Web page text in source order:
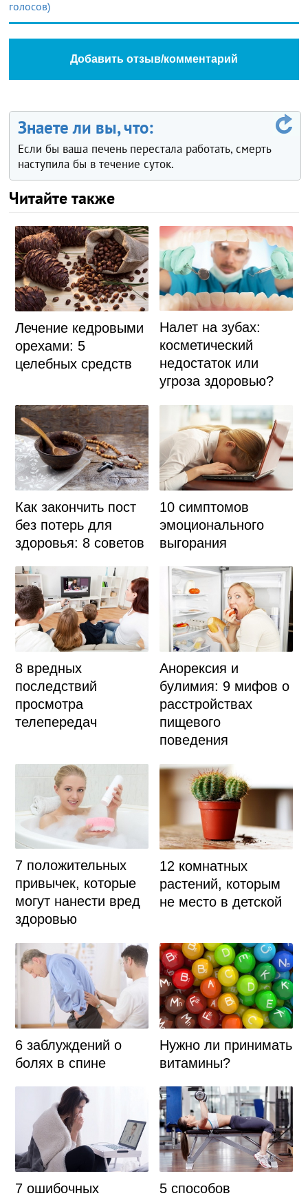
голосов)
Добавить отзыв/комментарий
Знаете ли вы, что:
Если бы ваша печень перестала работать, смерть
наступила бы в течение суток.
Читайте также
Лечение кедровыми
орехами: 5
целебных средств
Налет на зубах:
косметический
недостаток или
угроза здоровью?
Как закончить пост
без потерь для
здоровья: 8 советов
10 симптомов
эмоционального
выгорания
8 вредных
последствий
просмотра
телепередач
Анорексия и
булимия: 9 мифов о
расстройствах
пищевого
поведения
7 положительных
привычек, которые
могут нанести вред
здоровью
12 комнатных
растений, которым
не место в детской
6 заблуждений о
болях в спине
Нужно ли принимать
витамины?
7 ошибочных
5 способов